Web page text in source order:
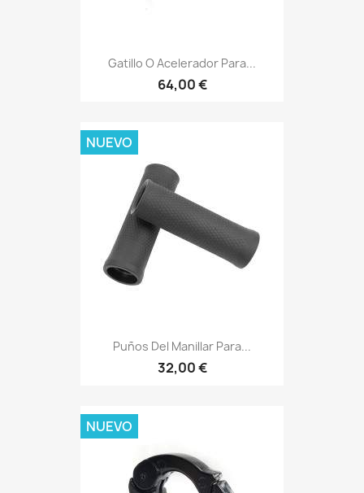
Gatillo O Acelerador Para...
64,00 €
Puños Del Manillar Para...
32,00 €
NUEVO
NUEVO